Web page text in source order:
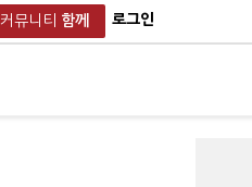
커뮤니티 함께 로그인